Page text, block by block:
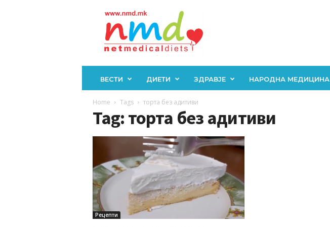
ВЕСТИ ДИЕТИ ЗДРАВЈЕ НАРОДНА МЕДИЦИНА
Home Tags торта без адитиви
Tag: торта без адитиви
Рецепти